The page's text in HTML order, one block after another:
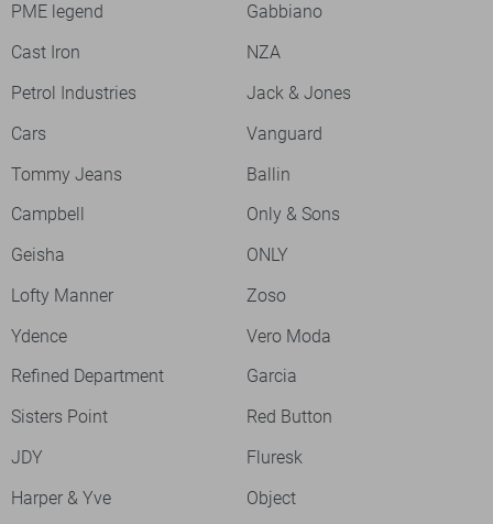
PME legend
Gabbiano
Cast Iron
NZA
Petrol Industries
Jack & Jones
Cars
Vanguard
Tommy Jeans
Ballin
Campbell
Only & Sons
Geisha
ONLY
Lofty Manner
Zoso
Ydence
Vero Moda
Refined Department
Garcia
Sisters Point
Red Button
JDY
Fluresk
Harper & Yve
Object